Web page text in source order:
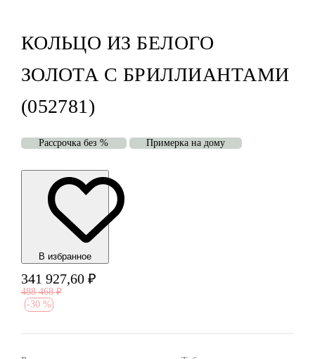
КОЛЬЦО ИЗ БЕЛОГО
ЗОЛОТА С БРИЛЛИАНТАМИ
(052781)
Рассрочка без % Примерка на дому
В избранноe
341 927,60 ₽
488 468 ₽
-30 %